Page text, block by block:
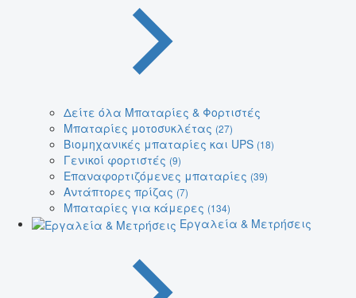
Δείτε όλα Μπαταρίες & Φορτιστές
Μπαταρίες μοτοσυκλέτας (27)
Βιομηχανικές μπαταρίες και UPS (18)
Γενικοί φορτιστές (9)
Επαναφορτιζόμενες μπαταρίες (39)
Αντάπτορες πρίζας (7)
Μπαταρίες για κάμερες (134)
Εργαλεία & Μετρήσεις